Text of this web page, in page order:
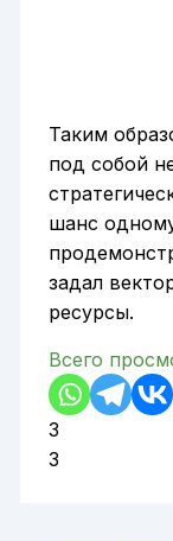
Таким
под собой
шанс
задал
ресурсы.
Всего
3
3